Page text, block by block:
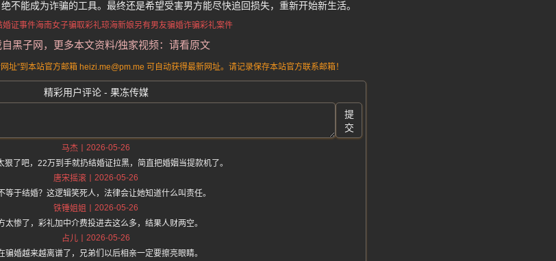
不能成为诈骗的工具。最终还是希望受害男方能尽快追回损失，重新开始新生活。
婚证事件海南女子骗取彩礼琼海新娘另有男友骗婚诈骗彩礼案件
黑子网，更多本文资料/独家视频：请看原文
址”到本站官方邮箱 heizi.me@pm.me 可自动获得最新网址。请记录保存本站官方联系邮箱！
精彩用户评论 - 果冻传媒
提
交
马杰
2026-05-26
狠了吧，22万到手就扔结婚证拉黑，简直把婚姻当提款机了。
唐宋摇滚
2026-05-26
等于结婚？这逻辑笑死人，法律会让她知道什么叫责任。
铁锤姐姐
2026-05-26
太惨了，彩礼加中介费投进去这么多，结果人财两空。
占儿
2026-05-26
骗婚越来越离谱了，兄弟们以后相亲一定要擦亮眼睛。